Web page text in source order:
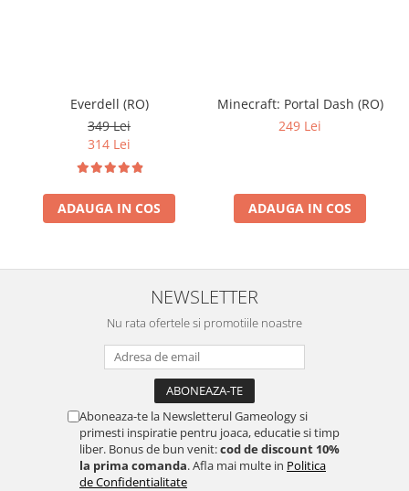
Everdell (RO)
349 Lei
314 Lei
ADAUGA IN COS
Minecraft: Portal Dash (RO)
249 Lei
ADAUGA IN COS
NEWSLETTER
Nu rata ofertele si promotiile noastre
Aboneaza-te la Newsletterul Gameology si
primesti inspiratie pentru joaca, educatie si timp
liber. Bonus de bun venit:cod de discount 10%
la prima comanda. Afla mai multe in Politica
de Confidentialitate